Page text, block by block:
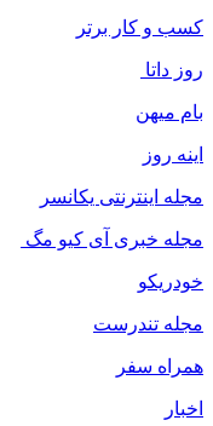
کسب و کار برتر
روز داتا
بام میهن
اینه روز
مجله اینترنتی یکانسر
مجله خبری آی کیو مگ
خودریکو
مجله‌ تندرست
همراه سفر
اخبار